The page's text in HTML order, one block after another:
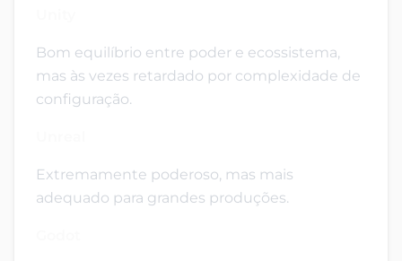
Bom equilíbrio entre poder e ecossistema,
mas às vezes retardado por complexidade de
configuração.
Extremamente poderoso, mas mais
adequado para grandes produções.